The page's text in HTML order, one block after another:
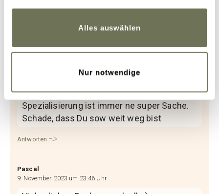
Weitere Informationen finden Sie in unserer
Alles auswählen
Nur notwendige
Mila
Mega spannender Artikel. Lymphtapes
kannte ich gar nicht. Dankeschön. Eine
Spezialisierung ist immer ne super Sache.
Schade, dass Du sow weit weg bist
Antworten
Pascal
9. November 2023 um 23:46 Uhr